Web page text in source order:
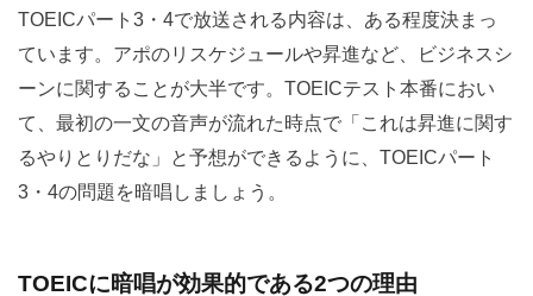
TOEICパート3・4で放送される内容は、ある程度決まっ
ています。アポのリスケジュールや昇進など、ビジネスシ
ーンに関することが大半です。TOEICテスト本番におい
て、最初の一文の音声が流れた時点で「これは昇進に関す
るやりとりだな」と予想ができるように、TOEICパート
3・4の問題を暗唱しましょう。
TOEICに暗唱が効果的である2つの理由